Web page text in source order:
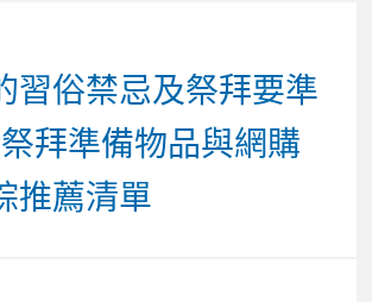
習俗禁忌及祭拜要準
拜準備物品與網購
推薦清單